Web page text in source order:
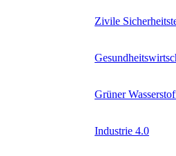
Zivile
Grüner
Industrie 4.0